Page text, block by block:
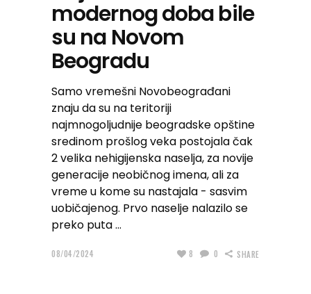
modernog doba bile
su na Novom
Beogradu
Samo vremešni Novobeograđani
znaju da su na teritoriji
najmnogoljudnije beogradske opštine
sredinom prošlog veka postojala čak
2 velika nehigijenska naselja, za novije
generacije neobičnog imena, ali za
vreme u kome su nastajala - sasvim
uobičajenog. Prvo naselje nalazilo se
preko puta
08/04/2024 8 0 SHARE